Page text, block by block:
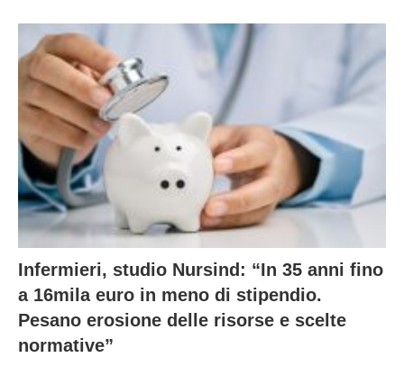
Infermieri, studio Nursind: “In 35 anni fino
a 16mila euro in meno di stipendio.
Pesano erosione delle risorse e scelte
normative”